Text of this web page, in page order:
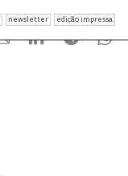
newsletter edição impressa